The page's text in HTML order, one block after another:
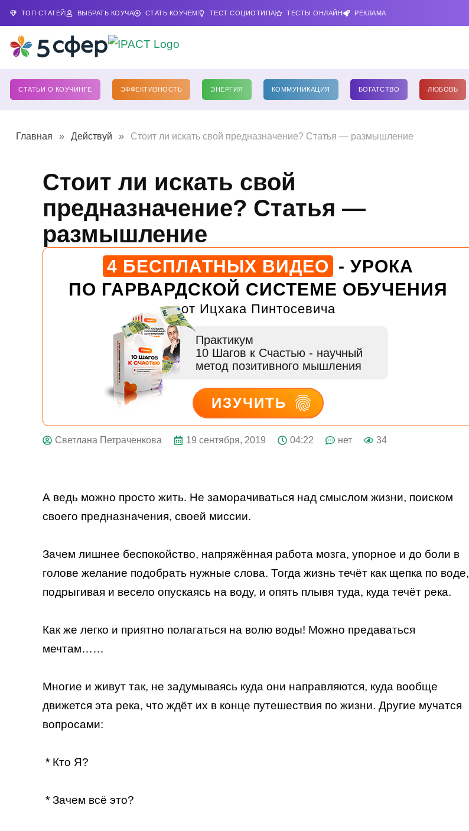
ТОП СТАТЕЙ ВЫБРАТЬ КОУЧА СТАТЬ КОУЧЕМ ТЕСТ СОЦИОТИПА ТЕСТЫ ОНЛАЙН РЕКЛАМА
СТАТЬИ О КОУЧИНГЕ ЭФФЕКТИВНОСТЬ ЭНЕРГИЯ КОММУНИКАЦИЯ БОГАТСТВО ЛЮБОВЬ
Главная » Действуй » Стоит ли искать свой предназначение? Статья — размышление
Стоит ли искать свой
предназначение? Статья —
размышление
4 БЕСПЛАТНЫХ ВИДЕО - УРОКА
ПО ГАРВАРДСКОЙ СИСТЕМЕ ОБУЧЕНИЯ
от Ицхака Пинтосевича
Практикум
10 Шагов к Счастью - научный
метод позитивного мышления
ИЗУЧИТЬ
ДЕЙСТВУЙ
Светлана Петраченкова 19 сентября, 2019 04:22 нет 34
А ведь можно просто жить. Не заморачиваться над смыслом жизни, поиском
своего предназначения, своей миссии.
Зачем лишнее беспокойство, напряжённая работа мозга, упорное и до боли в
голове желание подобрать нужные слова. Тогда жизнь течёт как щепка по воде,
подрыгивая и весело опускаясь на воду, и опять плывя туда, куда течёт река.
Как же легко и приятно полагаться на волю воды! Можно предаваться
мечтам……
Многие и живут так, не задумываясь куда они направляются, куда вообще
движется эта река, что ждёт их в конце путешествия по жизни. Другие мучатся
вопросами:
* Кто Я?
* Зачем всё это?